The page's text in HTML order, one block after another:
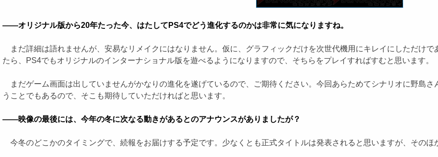
――オリジナル版から20年たった今、はたしてPS4でどう進化するのかは非常に気になりますね。
まだ詳細は語れませんが、安易なリメイクにはなりません。仮に、グラフィックだけを次世代機用にキレイにしただけ
たら、PS4でもオリジナルのインターナショナル版を遊べるようになりますので、そちらをプレイすればすむと思います。
まだゲーム画面は出していませんがかなりの進化を遂げているので、ご期待ください。今回あらためてシナリオに野島
うことでもあるので、そこも期待していただければと思います。
――映像の最後には、今年の冬に次なる動きがあるとのアナウンスがありましたが？
今冬のどこかのタイミングで、続報をお届けする予定です。少なくとも正式タイトルは発表されると思いますが、そのほ